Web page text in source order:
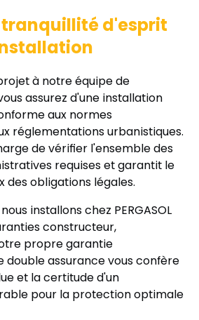
d'esprit
à notre équipe de
assurez d'une installation
aux normes
réglementations urbanistiques.
de vérifier l'ensemble des
requises et garantit le
des obligations légales.
installons chez PERGASOL
constructeur,
propre garantie
double assurance vous confère
et la certitude d'un
pour la protection optimale